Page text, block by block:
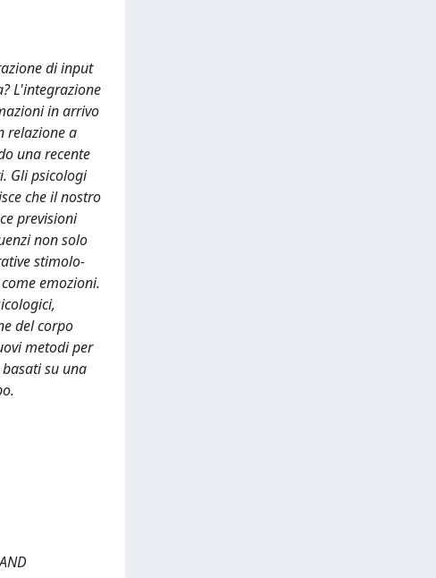
di input
L'integrazione
in arrivo
relazione a
una recente
Gli psicologi
che il nostro
previsioni
non solo
stimolo-
emozioni.
del corpo
metodi per
su una